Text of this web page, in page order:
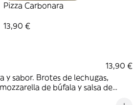
Pizza Carbonara
13,90 €
13,90 €
y sabor. Brotes de lechugas,
de búfala y salsa de